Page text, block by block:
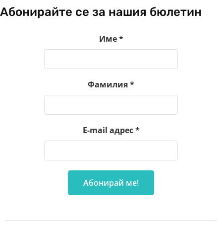
Абонирайте се за нашия бюлетин
Име*
Фамилия*
E-mail адрес*